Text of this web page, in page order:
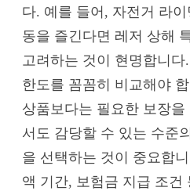
다. 예를 들어, 자전거 라
동을 즐긴다면 레저 상해
고려하는 것이 현명합니
한도를 꼼꼼히 비교해야
상품보다는 필요한 보장
서도 감당할 수 있는 수준
을 선택하는 것이 중요합
액 기간, 보험금 지급 조건